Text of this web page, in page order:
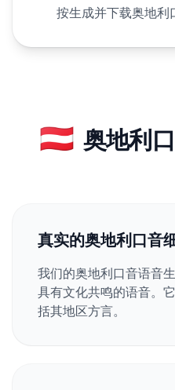
按生成并下载奥地利
🇦🇹 奥地利
真实的奥地利口音
我们的奥地利口音语音
具有文化共鸣的语音。
括其地区方言。